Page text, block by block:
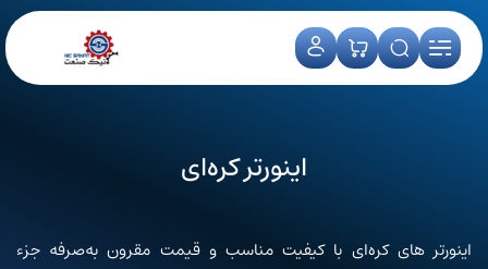
اینورتر کره‌ای
اینورتر های کره‌ای با کیفیت مناسب و قیمت مقرون به‌صرفه جزء